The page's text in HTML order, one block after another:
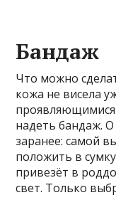
Бандаж
Что можно
кожа не висела
проявляющимися
надеть бандаж.
заранее: самой
положить в
привезёт в
свет. Только